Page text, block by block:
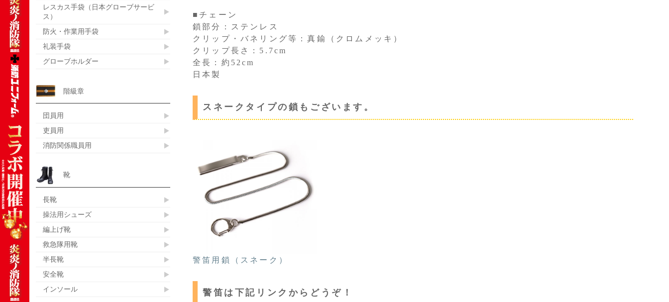
■チェーン
鎖部分：ステンレス
クリップ・バネリング等：真鍮（クロムメッキ）
クリップ長さ：5.7cm
全長：約52cm
日本製
スネークタイプの鎖もございます。
警笛用鎖（スネーク）
警笛は下記リンクからどうぞ！
レスカス手袋（日本グローブサービ
ス）
防火・作業用手袋
礼装手袋
グローブホルダー
階級章
団員用
吏員用
消防関係職員用
靴
長靴
操法用シューズ
編上げ靴
救急隊用靴
半長靴
安全靴
インソール